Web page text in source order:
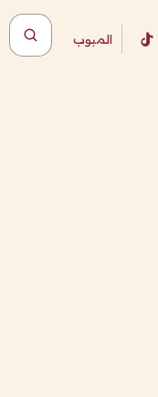
المبوب